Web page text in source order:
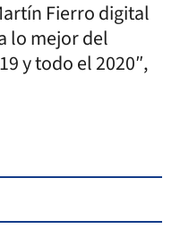
Fierro digital
lo mejor del
y todo el 2020″,